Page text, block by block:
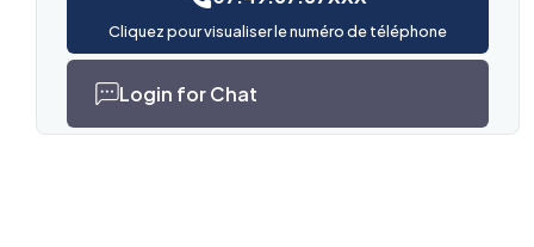
Cliquez pour visualiser le numéro de téléphone
Login for Chat